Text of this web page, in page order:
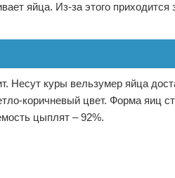
яйца. Из-за этого
Несут куры вельзумер яйца
коричневый цвет. Форма яиц
цыплят – 92%.